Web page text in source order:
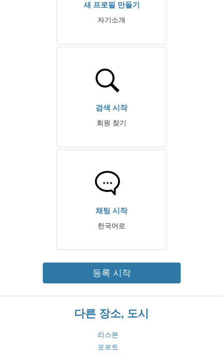
새 프로필 만들기
자기소개
검색 시작
회원 찾기
채팅 시작
한국어로
등록 시작
다른 장소, 도시
리스본
포르토